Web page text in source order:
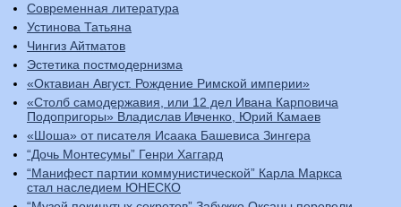
Современная литература
Устинова Татьяна
Чингиз Айтматов
Эстетика постмодернизма
«Октавиан Август. Рождение Римской империи»
«Столб самодержавия, или 12 дел Ивана Карповича
Подопригоры» Владислав Ивченко, Юрий Камаев
«Шоша» от писателя Исаака Башевиса Зингера
“Дочь Монтесумы” Генри Хаггард
“Манифест партии коммунистической” Карла Маркса
стал наследием ЮНЕСКО